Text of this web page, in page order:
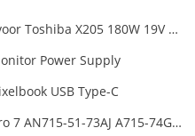
PA3546E-1AC3 Pa-1181-02 voor Toshiba X205 180W 19V 9.5A Laptop DC Charger Power Supply
Power Supply
USB Type-C
ADP-135NB B voor Acer Nitro 7 AN715-51-73AJ A715-74G-52B0 Notebook